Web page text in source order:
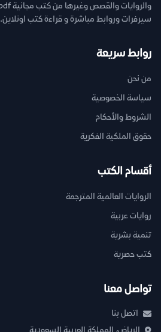
سيرفرات وروابط مباشرة و قراءة كتب اونلاين.
روابط سريعة
من نحن
سياسة الخصوصية
الشروط والأحكام
حقوق الملكية الفكرية
أقسام الكتب
الروايات العالمية المترجمة
روايات عربية
تنمية بشرية
كتب حصرية
تواصل معنا
اتصل بنا